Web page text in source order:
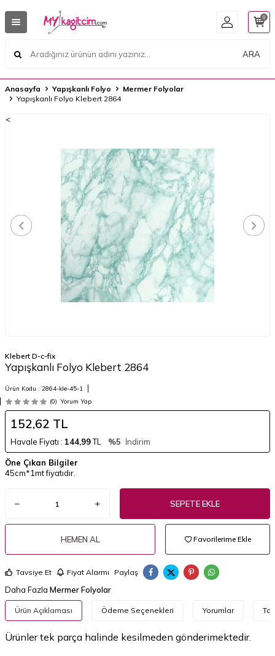
ARA
0
Anasayfa Yapışkanlı Folyo
Mermer Folyolar
Yapışkanlı Folyo Klebert 2864
<
Klebert D-c-fix
Yapışkanlı Folyo Klebert 2864
Ürün Kodu : 2864-kle-45-1
(0) Yorum Yap
152,62 TL
Havale Fiyatı : 144,99TL %5 İndirim
Öne Çıkan Bilgiler
45cm*1mt fiyatıdır.
SEPETE EKLE
HEMEN AL Favorilerime Ekle
Tavsiye Et Fiyat Alarmı Paylaş
Daha Fazla Mermer Folyolar
Ürün Açıklaması Ödeme Seçenekleri Yorumlar
Ürünler tek parça halinde kesilmeden gönderimektedir.​